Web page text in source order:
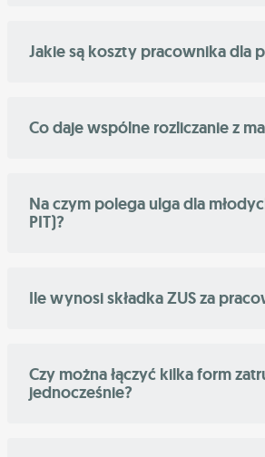
Jakie są koszty pracownika dla
Co daje wspólne rozliczanie z
Na czym polega ulga dla
PIT)?
Ile wynosi składka ZUS za
Czy można łączyć kilka form
jednocześnie?